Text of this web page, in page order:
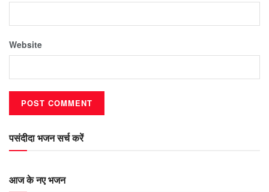
Website
पसंदीदा भजन सर्च करें
आज के नए भजन